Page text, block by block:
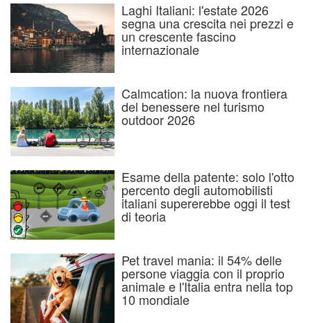
Laghi Italiani: l'estate 2026
segna una crescita nei prezzi e
un crescente fascino
internazionale
Calmcation: la nuova frontiera
del benessere nel turismo
outdoor 2026
Esame della patente: solo l'otto
percento degli automobilisti
italiani supererebbe oggi il test
di teoria
Pet travel mania: il 54% delle
persone viaggia con il proprio
animale e l'Italia entra nella top
10 mondiale